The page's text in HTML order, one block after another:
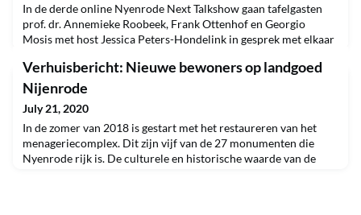
In de derde online Nyenrode Next Talkshow gaan tafelgasten
prof. dr. Annemieke Roobeek, Frank Ottenhof en Georgio
Mosis met host Jessica Peters-Hondelink in gesprek met elkaar
ecosystemen. Annemieke Roobeek is ervan overtuigd dat
organisaties in de huidige tijd van disruptieve veranderingen op
andere, innovatieve organiseerprincipes moeten overstap
Verhuisbericht: Nieuwe bewoners op landgoed
Nijenrode
July 21, 2020
In de zomer van 2018 is gestart met het restaureren van het
menageriecomplex. Dit zijn vijf van de 27 monumenten die
Nyenrode rijk is. De culturele en historische waarde van de